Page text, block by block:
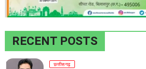
RECENT POSTS
छत्तीसगढ़